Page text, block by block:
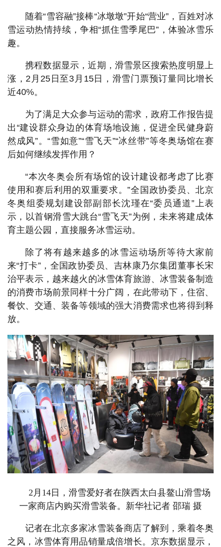
随着“雪容融”接棒“冰墩墩”开始“营业”，百姓对冰
雪运动热情持续，争相“抓住雪季尾巴”，体验冰雪乐
趣。
携程数据显示，近期，滑雪景区搜索热度明显上
涨，2月25日至3月15日，滑雪门票预订量同比增长
近40%。
为了满足大众参与运动的需求，政府工作报告提
出“建设群众身边的体育场地设施，促进全民健身蔚
然成风”。“雪如意”“雪飞天”“冰丝带”等冬奥场馆在赛
后如何继续发挥作用？
“本次冬奥会所有场馆的设计建设都考虑了比赛
使用和赛后利用的双重要求。”全国政协委员、北京
冬奥组委规划建设部副部长沈瑾在“委员通道”上表
示，以首钢滑雪大跳台“雪飞天”为例，未来将建成体
育主题公园，直接服务冰雪运动。
除了将有越来越多的冰雪运动场所等待大家前
来“打卡”，全国政协委员、吉林康乃尔集团董事长宋
治平表示，越来越火的冰雪体育旅游、冰雪装备制造
的消费市场前景同样十分广阔，在此带动下，住宿、
餐饮、交通、装备等领域的强大消费需求也将得到释
放。
2月14日，滑雪爱好者在陕西太白县鳌山滑雪场
一家商店内购买滑雪装备。新华社记者 邵瑞 摄
记者在北京多家冰雪装备商店了解到，乘着冬奥
之风，冰雪体育用品销量成倍增长。京东数据显示，